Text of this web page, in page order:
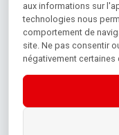
aux informations sur
technologies nous
comportement de
site. Ne pas consentir
négativement